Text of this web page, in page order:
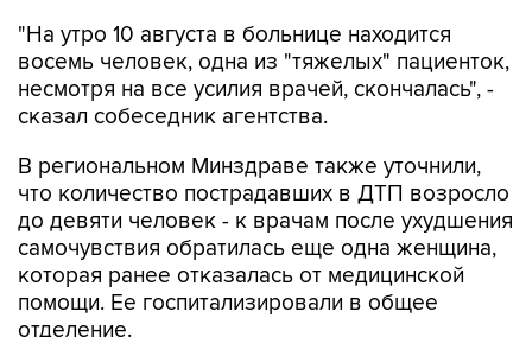
"На утро 10 августа в больнице находится
восемь человек, одна из "тяжелых" пациенток,
несмотря на все усилия врачей, скончалась", -
сказал собеседник агентства.
В региональном Минздраве также уточнили,
что количество пострадавших в ДТП возросло
до девяти человек - к врачам после ухудшения
самочувствия обратилась еще одна женщина,
которая ранее отказалась от медицинской
помощи. Ее госпитализировали в общее
отделение.